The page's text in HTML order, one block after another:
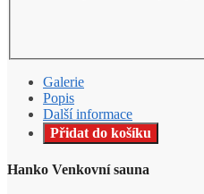
Galerie
Popis
Další informace
Přidat do košíku
Hanko Venkovní sauna